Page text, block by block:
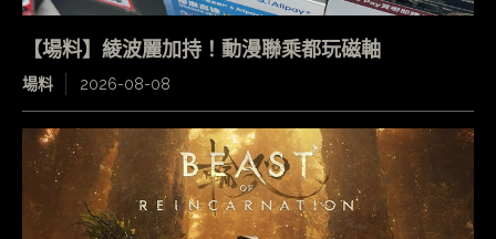
【場料】綾波麗加持！動漫聯乘都玩磁軸
場料 2026-08-08